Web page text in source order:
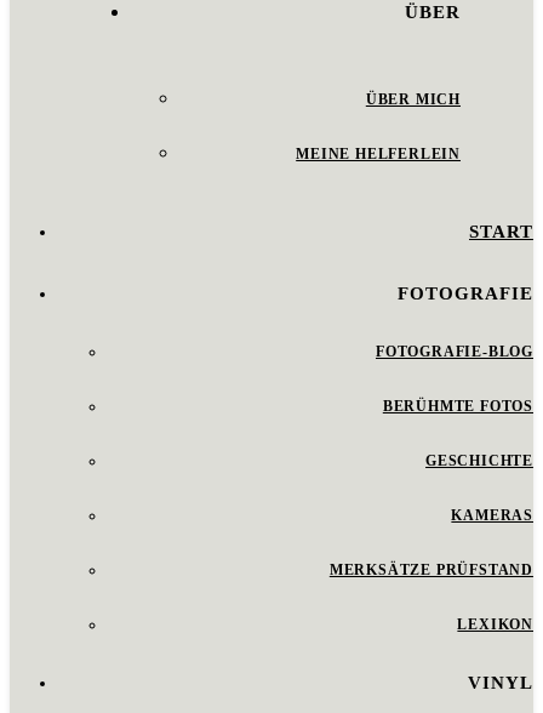
ÜBER
ÜBER MICH
MEINE HELFERLEIN
START
FOTOGRAFIE
FOTOGRAFIE-BLOG
BERÜHMTE FOTOS
GESCHICHTE
KAMERAS
MERKSÄTZE PRÜFSTAND
LEXIKON
VINYL